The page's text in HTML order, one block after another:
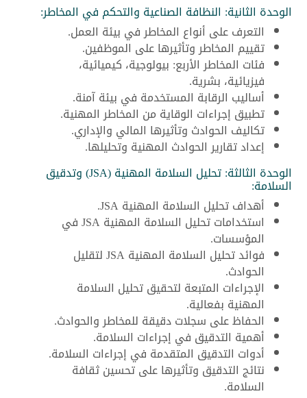
الوحدة الثانية: النظافة الصناعية والتحكم في المخاطر:
التعرف على أنواع المخاطر في بيئة العمل.
تقييم المخاطر وتأثيرها على الموظفين.
فئات المخاطر الأربع: بيولوجية، كيميائية،
فيزيائية، بشرية.
أساليب الرقابة المستخدمة في بيئة آمنة.
تطبيق إجراءات الوقاية من المخاطر المهنية.
تكاليف الحوادث وتأثيرها المالي والإداري.
إعداد تقارير الحوادث المهنية وتحليلها.
الوحدة الثالثة: تحليل السلامة المهنية (JSA) وتدقيق
السلامة:
أهداف تحليل السلامة المهنية JSA.
استخدامات تحليل السلامة المهنية JSA في
المؤسسات.
فوائد تحليل السلامة المهنية JSA لتقليل
الحوادث.
الإجراءات المتبعة لتحقيق تحليل السلامة
المهنية بفعالية.
الحفاظ على سجلات دقيقة للمخاطر والحوادث.
أهمية التدقيق في إجراءات السلامة.
أدوات التدقيق المتقدمة في إجراءات السلامة.
نتائج التدقيق وتأثيرها على تحسين ثقافة
السلامة.